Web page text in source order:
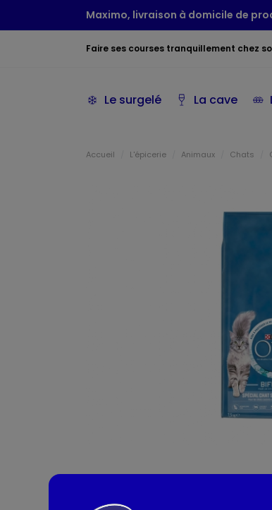
Maximo, livraison à domicile de
Faire ses courses tranquillement chez
Le surgelé La cave
Accueil L'épicerie Animaux Chats